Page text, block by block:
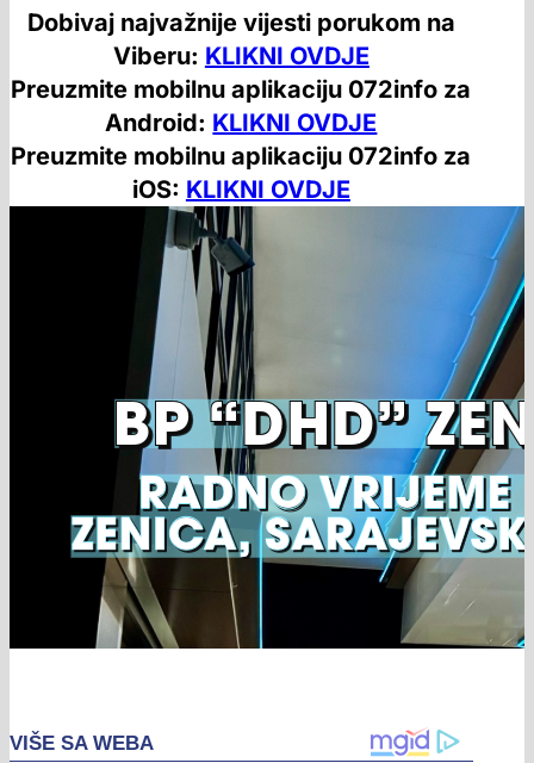
Dobivaj najvažnije vijesti porukom na
Viberu: KLIKNI OVDJE
Preuzmite mobilnu aplikaciju 072info za
Android: KLIKNI OVDJE
Preuzmite mobilnu aplikaciju 072info za
iOS: KLIKNI OVDJE